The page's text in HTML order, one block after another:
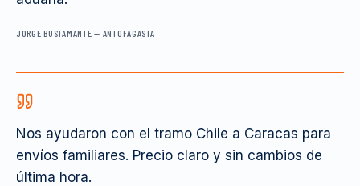
JORGE BUSTAMANTE — ANTOFAGASTA
Nos ayudaron con el tramo Chile a Caracas para
envíos familiares. Precio claro y sin cambios de
última hora.